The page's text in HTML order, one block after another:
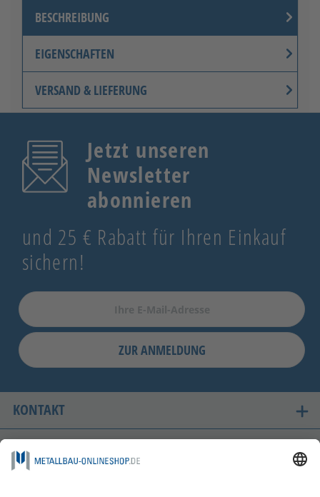
BESCHREIBUNG
EIGENSCHAFTEN
VERSAND & LIEFERUNG
Jetzt unseren
Newsletter
abonnieren
und 25 € Rabatt für Ihren Einkauf
sichern!
ZUR ANMELDUNG
KONTAKT
UNSERE LIEFERLÄNDER